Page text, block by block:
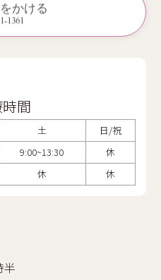
かける
1361
間
土
日/祝
9:00~13:30
休
休 休
半